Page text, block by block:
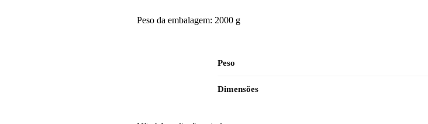
Peso da embalagem: 2000 g
Peso
Dimensões